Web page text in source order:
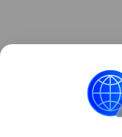
Данная информация носит
информационный
не является